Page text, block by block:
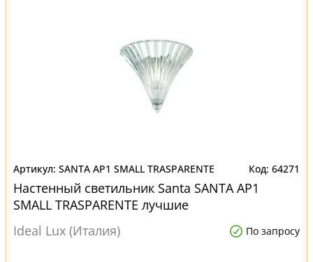
SANTA AP1 SMALL TRASPARENTE 64271
Настенный светильник Santa SANTA AP1
SMALL TRASPARENTE лучшие
Ideal Lux (Италия)
По запросу